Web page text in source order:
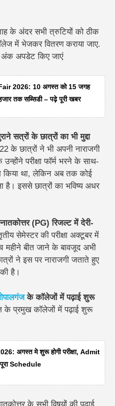
के अंदर सभी त्रुटियों को ठीक
में भेजकर वितरण कराया जाए.
अंक अपडेट किए जाएं
2026: 10 अगस्त को 15 जगह
तक सब्सिडी – पढ़े पूरी खबर
सत्रों के छात्रों का भी मुद्दा
के छात्रों ने भी अपनी नाराजगी
परीक्षा फॉर्म भरने के साथ-
किया था, लेकिन अब तक कोई
है। इससे छात्रों का भविष्य अधर
(PG) रिजल्ट में देरी-
सेमेस्टर की परीक्षा अक्टूबर में
महीने बीत जाने के बावजूद अभी
ने इस पर नाराजगी जताते हुए
है।
के कॉलेजों में पढ़ाई शुरू
के प्रमुख कॉलेजों में पढ़ाई शुरू
अगस्त मे शुरू होगी परीक्षा, Admit
Schedule
के सभी विषयों की पढ़ाई